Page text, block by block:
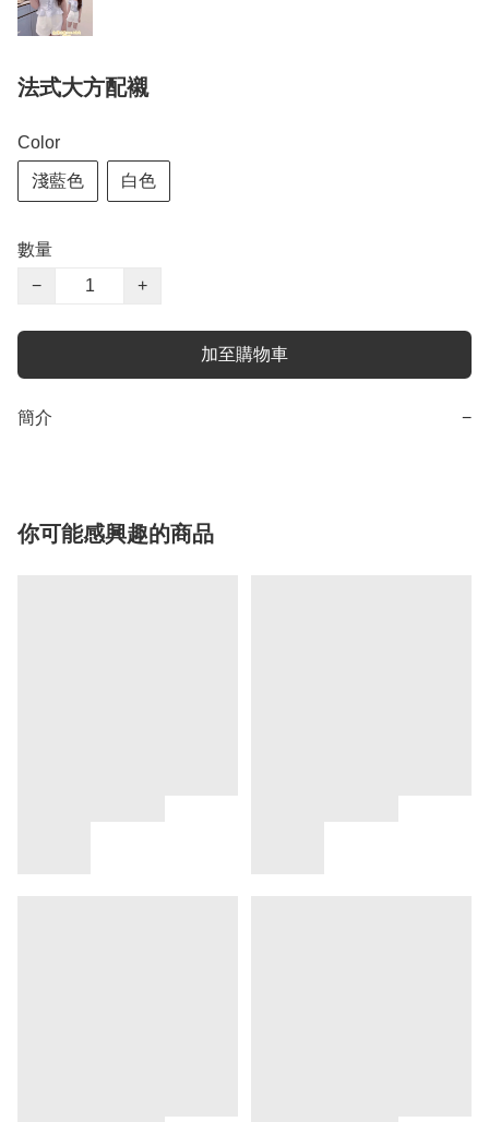
法式大方配襯
Color
淺藍色 白色
數量
−
+
加至購物車
簡介 −
你可能感興趣的商品